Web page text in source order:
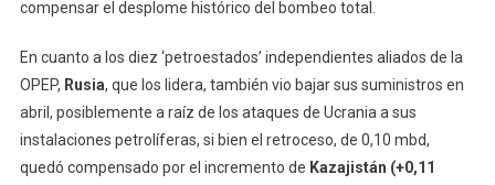
compensar el desplome histórico del bombeo total.
En cuanto a los diez ‘petroestados’ independientes aliados de la
OPEP, Rusia, que los lidera, también vio bajar sus suministros en
abril, posiblemente a raíz de los ataques de Ucrania a sus
instalaciones petrolíferas, si bien el retroceso, de 0,10 mbd,
quedó compensado por el incremento de Kazajistán (+0,11